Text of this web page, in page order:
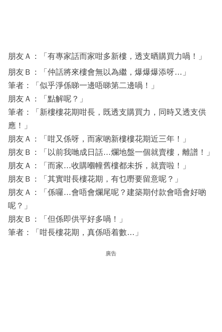
閱
區
朋友Ａ：「有專家話而家咁多新樓，透支晒購買力喎！」
朋友Ｂ：「仲話將來樓會無以為繼，爆爆爆添呀…」
筆者：「似乎淨係睇一邊唔睇第二邊喎！」
朋友Ａ：「點解呢？」
筆者：「新樓樓花期咁長，既透支購買力，同時又透支供
應！」
朋友Ａ：「咁又係呀，而家啲新樓樓花期近三年！」
朋友Ｂ：「以前我哋成日話…爛地盤一個就賣樓，離譜！」
朋友Ａ：「而家…收購嗰幢舊樓都未拆，就賣啦！」
朋友Ｂ：「其實咁長樓花期，有乜嘢要留意呢？」
朋友Ａ：「係囉…會唔會爛尾呢？建築期付款會唔會好啲
呢？」
朋友Ｂ：「但係即供平好多喎！」
筆者：「咁長樓花期，真係唔着數…」
廣告